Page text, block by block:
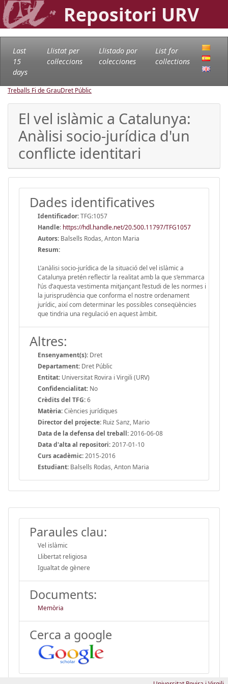
Repositori URV
Last
15
days
Llistat per
col·leccions
Llistado por
colecciones
List for
collections
Treballs Fi de GrauDret Públic
El vel islàmic a Catalunya:
Anàlisi socio-jurídica d'un
conflicte identitari
Dades identificatives
Identificador:TFG:1057
Handle: https://hdl.handle.net/20.500.11797/TFG1057
Autors: Balsells Rodas, Anton Maria
Resum:
L’anàlisi socio-jurídica de la situació del vel islàmic a
Catalunya pretén reflectir la realitat amb la que s’emmarca
l’ús d’aquesta vestimenta mitjançant l’estudi de les normes i
la jurisprudència que conforma el nostre ordenament
jurídic, així com determinar les possibles conseqüències
que tindria una regulació en aquest àmbit.
Altres:
Ensenyament(s): Dret
Departament: Dret Públic
Entitat: Universitat Rovira i Virgili (URV)
Confidencialitat: No
Crèdits del TFG:6
Matèria:Ciències jurídiques
Director del projecte: Ruiz Sanz, Mario
Data de la defensa del treball:2016-06-08
Data d'alta al repositori:2017-01-10
Curs acadèmic:2015-2016
Estudiant: Balsells Rodas, Anton Maria
Paraules clau:
Vel islàmic
Llibertat religiosa
Igualtat de gènere
Documents:
Memòria
Cerca a google